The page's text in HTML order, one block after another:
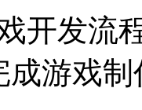
开发流
成游戏制